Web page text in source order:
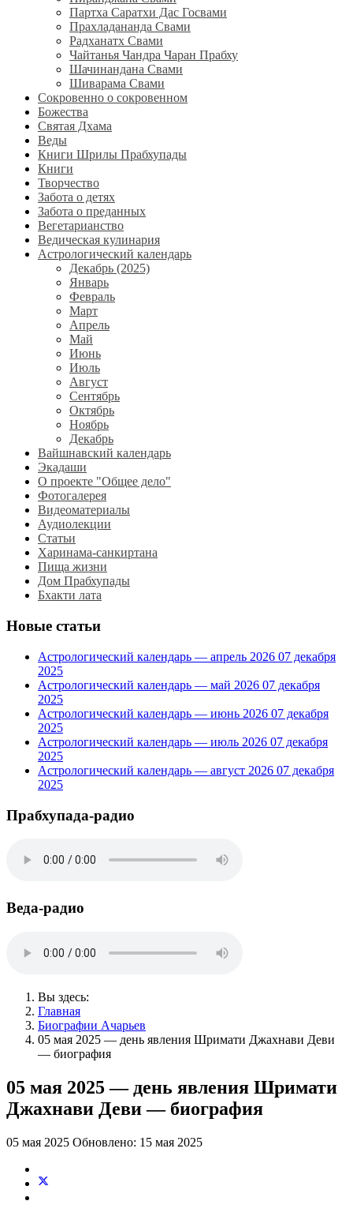
Партха Саратхи Дас Госвами
Прахладананда Свами
Радханатх Свами
Чайтанья Чандра Чаран Прабху
Шачинандана Свами
Шиварама Свами
Сокровенно о сокровенном
Божества
Святая Дхама
Веды
Книги Шрилы Прабхупады
Книги
Творчество
Забота о детях
Забота о преданных
Вегетарианство
Ведическая кулинария
Астрологический календарь
Декабрь (2025)
Январь
Февраль
Март
Апрель
Май
Июнь
Июль
Август
Сентябрь
Октябрь
Ноябрь
Декабрь
Вайшнавский календарь
Экадаши
О проекте "Общее дело"
Фотогалерея
Видеоматериалы
Аудиолекции
Статьи
Харинама-санкиртана
Пища жизни
Дом Прабхупады
Бхакти лата
Новые статьи
Астрологический календарь — апрель 2026 07 декабря
2025
Астрологический календарь — май 2026 07 декабря
2025
Астрологический календарь — июнь 2026 07 декабря
2025
Астрологический календарь — июль 2026 07 декабря
2025
Астрологический календарь — август 2026 07 декабря
2025
Прабхупада-радио
Веда-радио
Вы здесь:
Главная
Биографии Ачарьев
05 мая 2025 — день явления Шримати Джахнави Деви
— биография
05 мая 2025 — день явления Шримати
Джахнави Деви — биография
05 мая 2025 Обновлено: 15 мая 2025